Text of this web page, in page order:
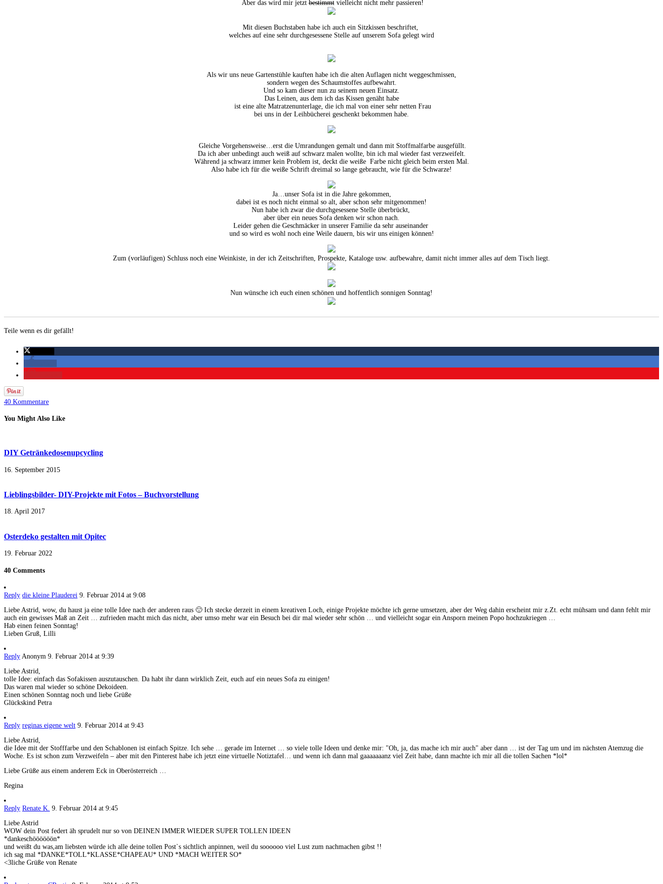
Aber das wird mir jetztbestimmtvielleicht nicht mehr passieren!
Mit diesen Buchstaben habe ich auch ein Sitzkissen beschriftet,
welches auf eine sehr durchgesessene Stelle auf unserem Sofa gelegt wird
Als wir uns neue Gartenstühle kauften habe ich die alten Auflagen nicht weggeschmissen,
sondern wegen des Schaumstoffes aufbewahrt.
Und so kam dieser nun zu seinem neuen Einsatz.
Das Leinen, aus dem ich das Kissen genäht habe
ist eine alte Matratzenunterlage, die ich mal von einer sehr netten Frau
bei uns in der Leihbücherei geschenkt bekommen habe.
Gleiche Vorgehensweise…erst die Umrandungen gemalt und dann mit Stoffmalfarbe ausgefüllt.
Da ich aber unbedingt auch weiß auf schwarz malen wollte, bin ich mal wieder fast verzweifelt.
Während ja schwarz immer kein Problem ist, deckt die weiße Farbe nicht gleich beim ersten Mal.
Also habe ich für die weiße Schrift dreimal so lange gebraucht, wie für die Schwarze!
Ja…unser Sofa ist in die Jahre gekommen,
dabei ist es noch nicht einmal so alt, aber schon sehr mitgenommen!
Nun habe ich zwar die durchgesessene Stelle überbrückt,
aber über ein neues Sofa denken wir schon nach.
Leider gehen die Geschmäcker in unserer Familie da sehr auseinander
und so wird es wohl noch eine Weile dauern, bis wir uns einigen können!
Zum (vorläufigen) Schluss noch eine Weinkiste, in der ich Zeitschriften, Prospekte, Kataloge usw. aufbewahre, damit nicht immer alles auf dem Tisch liegt.
Nun wünsche ich euch einen schönen und hoffentlich sonnigen Sonntag!
Teile wenn es dir gefällt!
40 Kommentare
You Might Also Like
DIY Getränkedosenupcycling
16. September 2015
Lieblingsbilder- DIY-Projekte mit Fotos – Buchvorstellung
18. April 2017
Osterdeko gestalten mit Opitec
19. Februar 2022
40 Comments
Reply die kleine Plauderei 9. Februar 2014 at 9:08
Liebe Astrid, wow, du haust ja eine tolle Idee nach der anderen raus 🙂 Ich stecke derzeit in einem kreativen Loch, einige Projekte möchte ich gerne umsetzen, aber der Weg dahin erscheint mir z.Zt. echt mühsam und dann fehlt mir
auch ein gewisses Maß an Zeit … zufrieden macht mich das nicht, aber umso mehr war ein Besuch bei dir mal wieder sehr schön … und vielleicht sogar ein Ansporn meinen Popo hochzukriegen …
Hab einen feinen Sonntag!
Lieben Gruß, Lilli
Reply Anonym 9. Februar 2014 at 9:39
Liebe Astrid,
tolle Idee: einfach das Sofakissen auszutauschen. Da habt ihr dann wirklich Zeit, euch auf ein neues Sofa zu einigen!
Das waren mal wieder so schöne Dekoideen.
Einen schönen Sonntag noch und liebe Grüße
Glückskind Petra
Reply reginas eigene welt 9. Februar 2014 at 9:43
Liebe Astrid,
die Idee mit der Stofffarbe und den Schablonen ist einfach Spitze. Ich sehe … gerade im Internet … so viele tolle Ideen und denke mir: "Oh, ja, das mache ich mir auch" aber dann … ist der Tag um und im nächsten Atemzug die
Woche. Es ist schon zum Verzweifeln – aber mit den Pinterest habe ich jetzt eine virtuelle Notiztafel… und wenn ich dann mal gaaaaaaanz viel Zeit habe, dann machte ich mir all die tollen Sachen *lol*
Liebe Grüße aus einem anderem Eck in Oberösterreich …
Regina
Reply Renate K. 9. Februar 2014 at 9:45
Liebe Astrid
WOW dein Post federt äh sprudelt nur so von DEINEN IMMER WIEDER SUPER TOLLEN IDEEN
*dankeschöööööön*
und weißt du was,am liebsten würde ich alle deine tollen Post`s sichtlich anpinnen, weil du soooooo viel Lust zum nachmachen gibst !!
ich sag mal *DANKE*TOLL*KLASSE*CHAPEAU* UND *MACH WEITER SO*
<3liche Grüße von Renate